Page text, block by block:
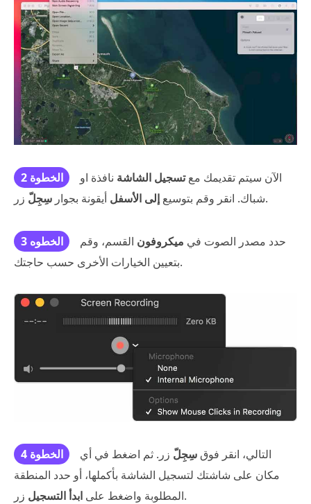
الخطوة 2 الآن سيتم تقديمك معتسجيل الشاشة نافذة او
شباك. انقر وقم بتوسيع إلى الأسفل أيقونة بجوار سِجِلّ زر.
الخطوه 3 حدد مصدر الصوت في ميكروفون القسم، وقم
بتعيين الخيارات الأخرى حسب حاجتك.
الخطوة 4 التالي، انقر فوقسِجِلّ زر. ثم اضغط في أي
مكان على شاشتك لتسجيل الشاشة بأكملها، أو حدد المنطقة
المطلوبة واضغط على ابدأ التسجيل زر.